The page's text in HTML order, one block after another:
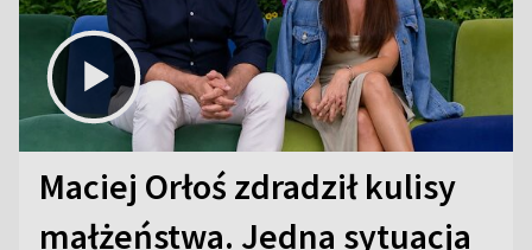
Maciej Orłoś zdradził kulisy
małżeństwa. Jedna sytuacja